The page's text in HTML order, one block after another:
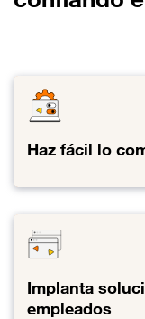
Haz fácil lo
Implanta
empleados